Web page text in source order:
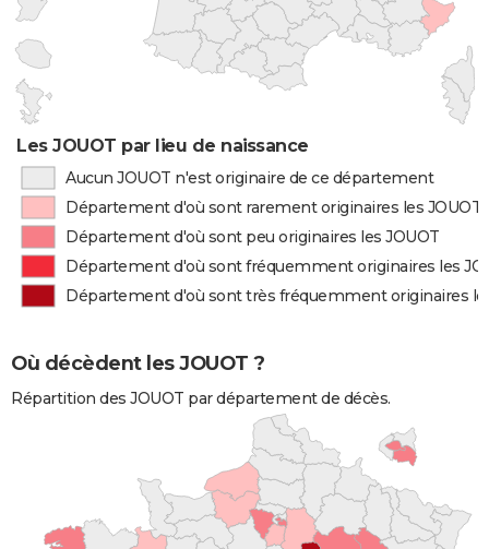
Les JOUOT par lieu de naissance
Aucun JOUOT n'est originaire de ce département
Département d'où sont rarement originaires les JOUOT
Département d'où sont peu originaires les JOUOT
Département d'où sont fréquemment originaires les
Département d'où sont très fréquemment originaires
Où décèdent les JOUOT ?
Répartition des JOUOT par département de décès.